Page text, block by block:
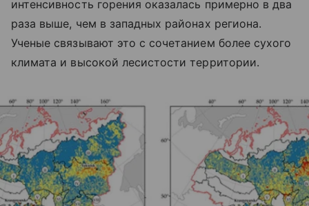
интенсивность горения оказалась примерно в два
раза выше, чем в западных районах региона.
Ученые связывают это с сочетанием более сухого
климата и высокой лесистости территории.